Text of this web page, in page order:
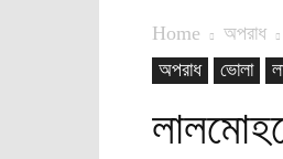
Home অপরাধ
অপরাধ
ভোলা